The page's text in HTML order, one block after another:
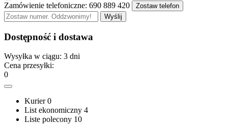
Zamówienie telefoniczne: 690 889 420
Zostaw telefon
Wyślij
Dostępność i dostawa
Wysyłka w ciągu: 3 dni
Cena przesyłki:
0
Kurier 0
List ekonomiczny 4
Liste polecony 10